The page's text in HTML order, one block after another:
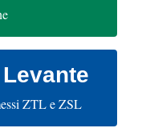
ZTL e ZSL